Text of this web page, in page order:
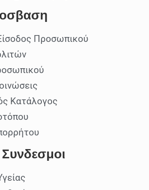
Προσωπικού
Κατάλογος
Συνδεσμοι